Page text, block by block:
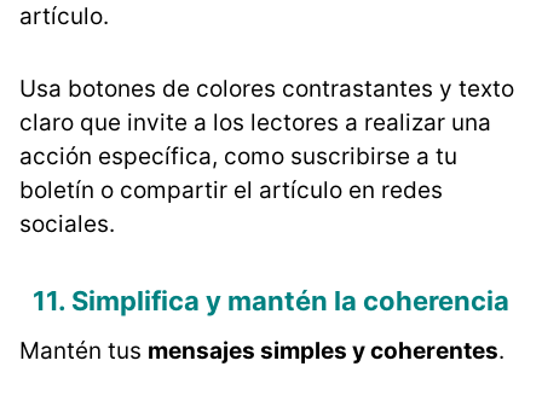
artículo.
Usa botones de colores contrastantes y texto
claro que invite a los lectores a realizar una
acción específica, como suscribirse a tu
boletín o compartir el artículo en redes
sociales​​.
11. Simplifica y mantén la coherencia
Mantén tus mensajes simples y coherentes.